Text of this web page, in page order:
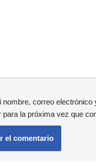
nombre, correo electrónico
para la próxima vez que